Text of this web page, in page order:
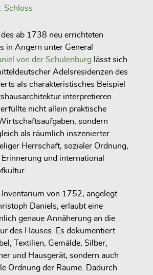
Schloss
des ab 1738 neu errichteten
in Angern unter General
von der Schulenburg lässt sich
Adelsresidenzen des
als charakteristisches Beispiel
interpretieren.
erfüllte nicht allein praktische
sondern
als räumlich inszenierter
Herrschaft, sozialer Ordnung,
und international
Inventarium von 1752, angelegt
Daniels, erlaubt eine
genaue Annäherung an die
des Hauses. Es dokumentiert
Textilien, Gemälde, Silber,
und Hausgerät, sondern auch
Ordnung der Räume. Dadurch